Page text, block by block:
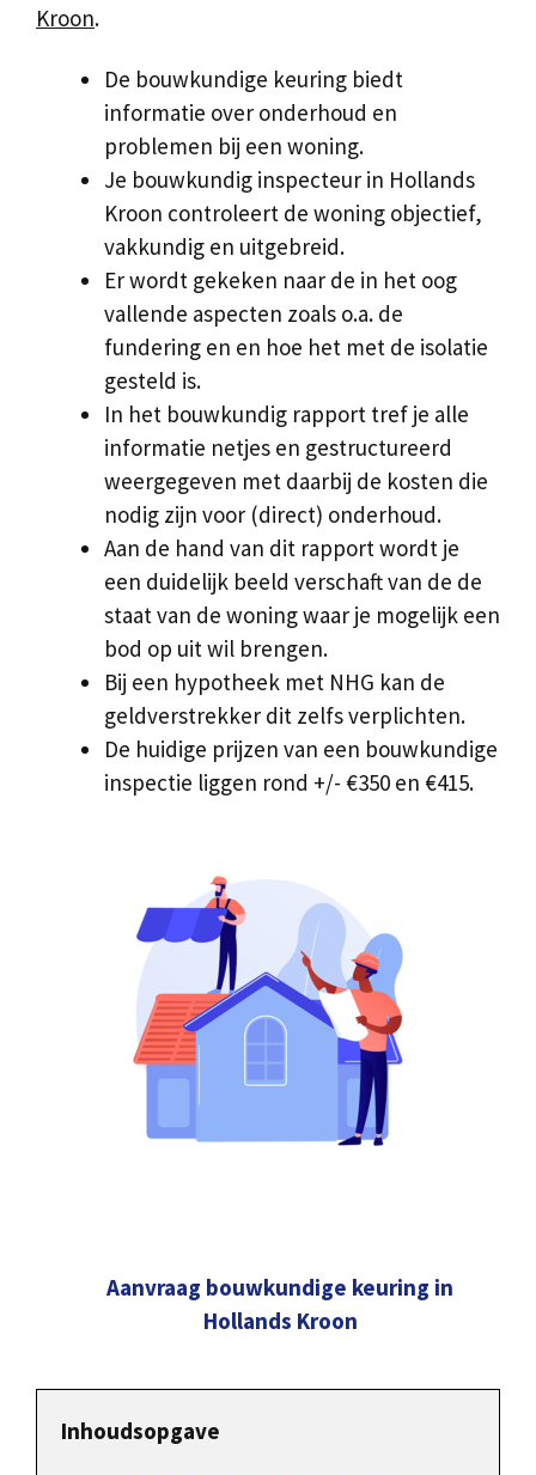
Kroon.
De bouwkundige keuring biedt
informatie over onderhoud en
problemen bij een woning.
Je bouwkundig inspecteur in Hollands
Kroon controleert de woning objectief,
vakkundig en uitgebreid.
Er wordt gekeken naar de in het oog
vallende aspecten zoals o.a. de
fundering en en hoe het met de isolatie
gesteld is.
In het bouwkundig rapport tref je alle
informatie netjes en gestructureerd
weergegeven met daarbij de kosten die
nodig zijn voor (direct) onderhoud.
Aan de hand van dit rapport wordt je
een duidelijk beeld verschaft van de de
staat van de woning waar je mogelijk een
bod op uit wil brengen.
Bij een hypotheek met NHG kan de
geldverstrekker dit zelfs verplichten.
De huidige prijzen van een bouwkundige
inspectie liggen rond +/- €350 en €415.
Aanvraag bouwkundige keuring in
Hollands Kroon
Inhoudsopgave